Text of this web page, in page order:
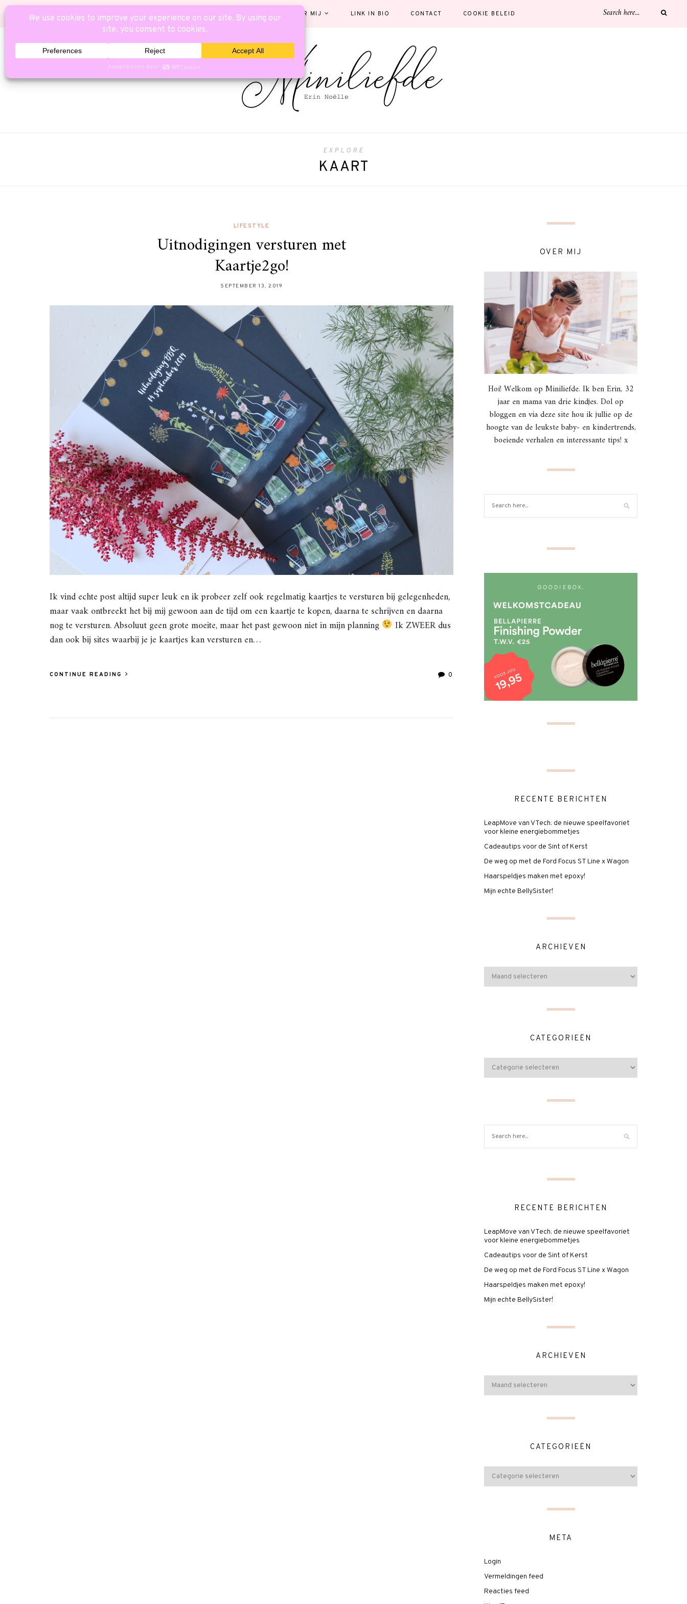
CATEGORIEËN OVER MIJ LINK IN BIO CONTACT COOKIE BELEID
EXPLORE
KAART
LIFESTYLE
Uitnodigingen versturen met
Kaartje2go!
SEPTEMBER 13, 2019
Ik vind echte post altijd super leuk en ik probeer zelf ook regelmatig kaartjes te versturen bij gelegenheden,
maar vaak ontbreekt het bij mij gewoon aan de tijd om een kaartje te kopen, daarna te schrijven en daarna
nog te versturen. Absoluut geen grote moeite, maar het past gewoon niet in mijn planning
Ik ZWEER dus
dan ook bij sites waarbij je je kaartjes kan versturen en…
CONTINUE READING 0
OVER MIJ
Hoi! Welkom op Miniliefde. Ik ben Erin, 32
jaar en mama van drie kindjes. Dol op
bloggen en via deze site hou ik jullie op de
hoogte van de leukste baby- en kindertrends,
boeiende verhalen en interessante tips! x
RECENTE BERICHTEN
LeapMove van VTech: de nieuwe speelfavoriet
voor kleine energiebommetjes
Cadeautips voor de Sint of Kerst
De weg op met de Ford Focus ST Line x Wagon
Haarspeldjes maken met epoxy!
Mijn echte BellySister!
ARCHIEVEN
CATEGORIEËN
RECENTE BERICHTEN
LeapMove van VTech: de nieuwe speelfavoriet
voor kleine energiebommetjes
Cadeautips voor de Sint of Kerst
De weg op met de Ford Focus ST Line x Wagon
Haarspeldjes maken met epoxy!
Mijn echte BellySister!
ARCHIEVEN
CATEGORIEËN
META
Login
Vermeldingen feed
Reacties feed